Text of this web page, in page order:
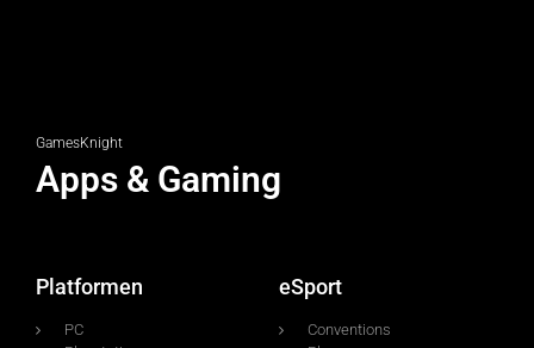
GamesKnight
Apps & Gaming
Platformen
PC
eSport
Conventions